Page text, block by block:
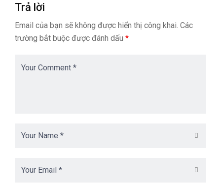
Trả lời
Email của bạn sẽ không được hiển thị công khai. Các
trường bắt buộc được đánh dấu *